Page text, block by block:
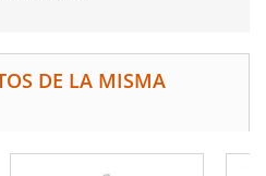
DE LA MISMA